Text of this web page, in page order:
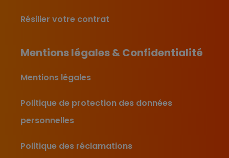
Résilier votre contrat
Mentions légales & Confidentialité
Mentions légales
Politique de protection des données
personnelles
Politique des réclamations